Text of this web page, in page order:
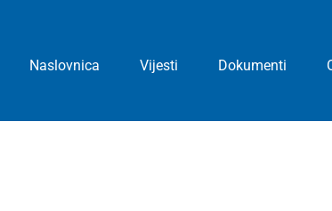
Naslovnica Vijesti Dokumenti